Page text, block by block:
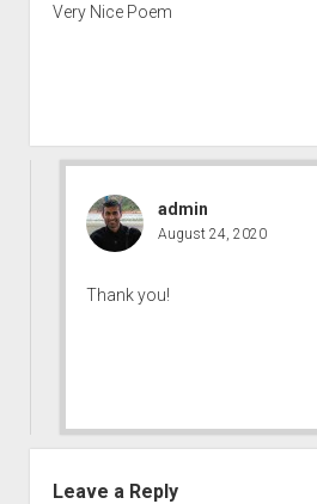
Very Nice Poem
admin
August 24, 2020
Thank you!
Leave a Reply